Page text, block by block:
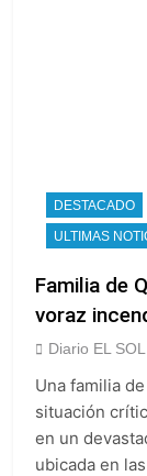
DESTACADO
ULTIMAS
Familia de
voraz
Diario EL SOL
Una familia
situación
en un
ubicada en